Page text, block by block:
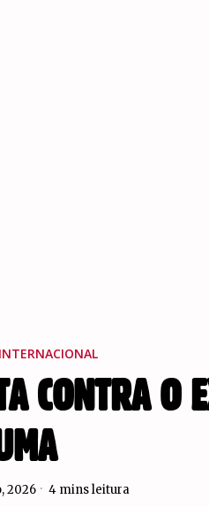
INTERNACIONAL
CONTRA O
2026 4 mins leitura